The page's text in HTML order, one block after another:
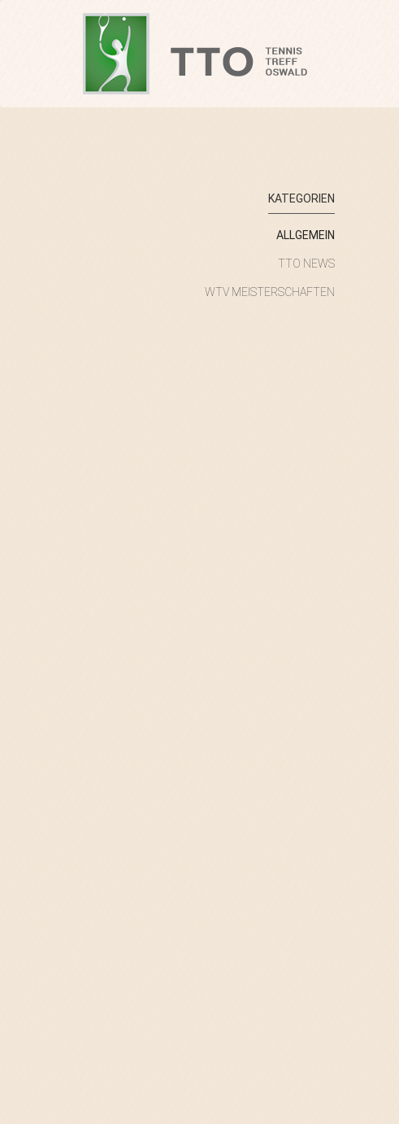
KATEGORIEN
ALLGEMEIN
TTO NEWS
WTV MEISTERSCHAFTEN